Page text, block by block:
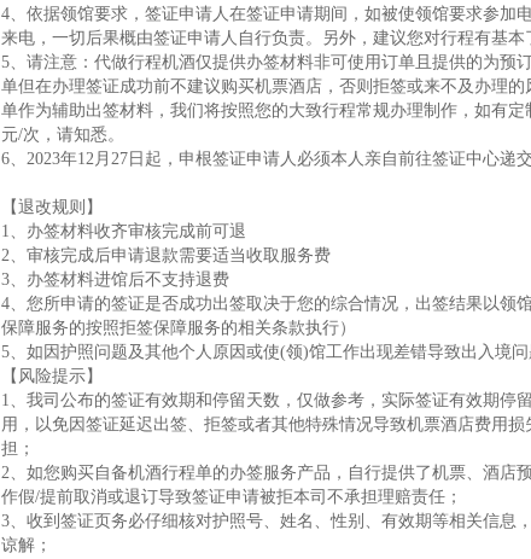
4、依据领馆要求，签证申请人在签证申请期间，如被使领馆要求参
来电，一切后果概由签证申请人自行负责。另外，建议您对行程有基本
5、请注意：代做行程机酒仅提供办签材料非可使用订单且提供的为
单但在办理签证成功前不建议购买机票酒店，否则拒签或来不及办理
单作为辅助出签材料，我们将按照您的大致行程常规办理制作，如有
元/次，请知悉。
6、2023年12月27日起，申根签证申请人必须本人亲自前往签证中心递交
【退改规则】
1、办签材料收齐审核完成前可退
2、审核完成后申请退款需要适当收取服务费
3、办签材料进馆后不支持退费
4、您所申请的签证是否成功出签取决于您的综合情况，出签结果以
保障服务的按照拒签保障服务的相关条款执行）
5、如因护照问题及其他个人原因或使(领)馆工作出现差错导致出入境问
【风险提示】
1、我司公布的签证有效期和停留天数，仅做参考，实际签证有效期
用，以免因签证延迟出签、拒签或者其他特殊情况导致机票酒店费用
担；
2、如您购买自备机酒行程单的办签服务产品，自行提供了机票、酒
作假/提前取消或退订导致签证申请被拒本司不承担理赔责任；
3、收到签证页务必仔细核对护照号、姓名、性别、有效期等相关信
谅解；